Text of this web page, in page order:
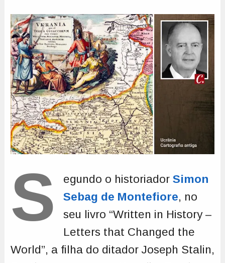
S egundo o historiador Simon
Sebag de Montefiore, no
seu livro “Written in History –
Letters that Changed the
World”, a filha do ditador Joseph Stalin,